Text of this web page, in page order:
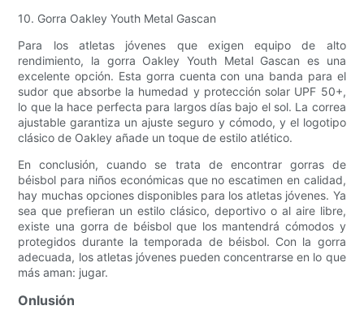
10. Gorra Oakley Youth Metal Gascan
Para los atletas jóvenes que exigen equipo de alto
rendimiento, la gorra Oakley Youth Metal Gascan es una
excelente opción. Esta gorra cuenta con una banda para el
sudor que absorbe la humedad y protección solar UPF 50+,
lo que la hace perfecta para largos días bajo el sol. La correa
ajustable garantiza un ajuste seguro y cómodo, y el logotipo
clásico de Oakley añade un toque de estilo atlético.
En conclusión, cuando se trata de encontrar gorras de
béisbol para niños económicas que no escatimen en calidad,
hay muchas opciones disponibles para los atletas jóvenes. Ya
sea que prefieran un estilo clásico, deportivo o al aire libre,
existe una gorra de béisbol que los mantendrá cómodos y
protegidos durante la temporada de béisbol. Con la gorra
adecuada, los atletas jóvenes pueden concentrarse en lo que
más aman: jugar.
Onlusión